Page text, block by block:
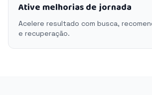
Ative melhorias de jornada
Acelere resultado com busca,
e recuperação.